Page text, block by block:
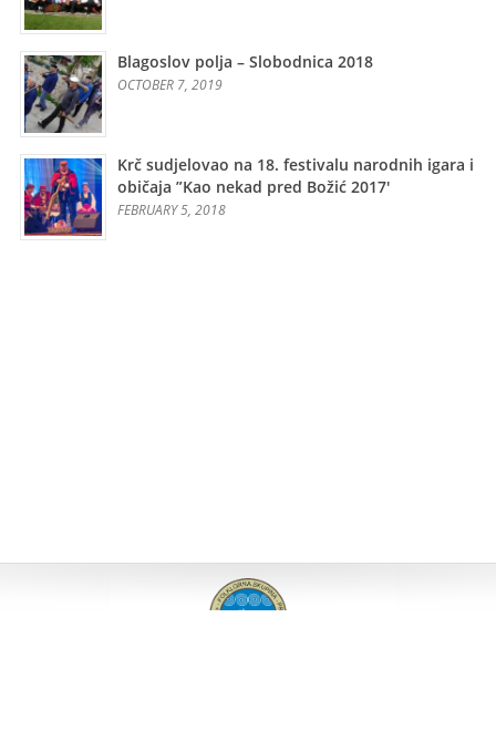
Blagoslov polja – Slobodnica 2018
OCTOBER 7, 2019
Krč sudjelovao na 18. festivalu narodnih igara i
običaja ”Kao nekad pred Božić 2017′
FEBRUARY 5, 2018